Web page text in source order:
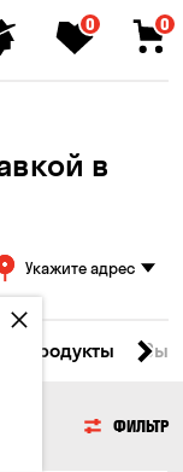
0 0
в
Укажите адрес
ФИЛЬТР